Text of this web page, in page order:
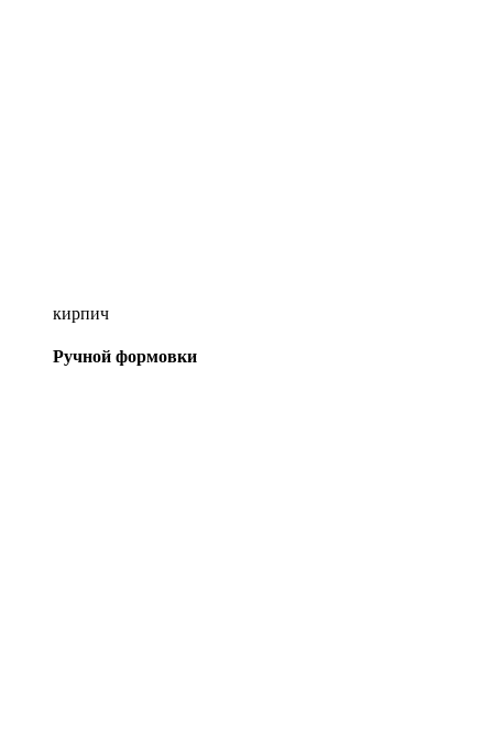
кирпич
Ручной формовки